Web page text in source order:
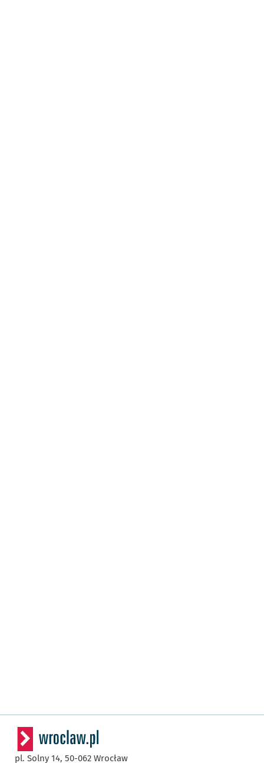
pl. Solny 14, 50-062 Wrocław